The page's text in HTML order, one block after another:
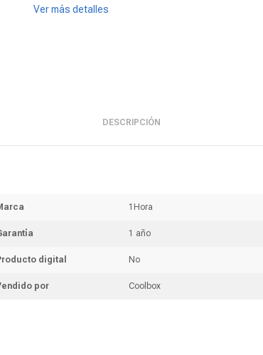
Ver más detalles
DESCRIPCIÓN
1Hora
1 año
digital No
por Coolbox